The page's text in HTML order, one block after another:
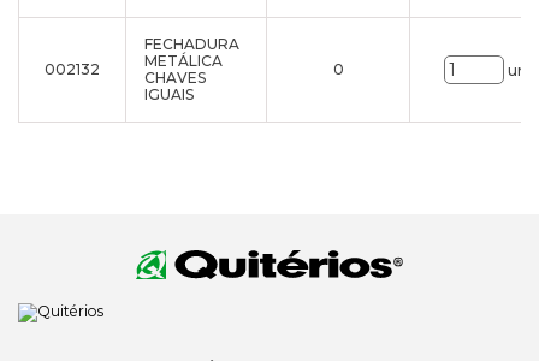
002132
FECHADURA
METÁLICA
CHAVES
IGUAIS
0 uni.